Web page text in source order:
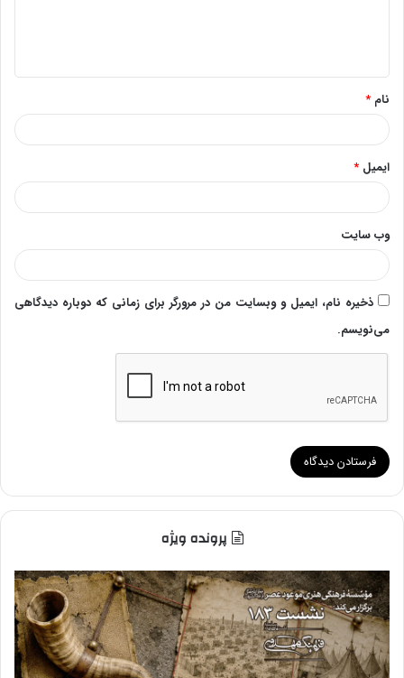
*
نام *
ایمیل *
وب‌ سایت
ذخیره نام، ایمیل و وبسایت من در مرورگر برای زمانی که دوباره دیدگاهی
می‌نویسم.
پرونده ویژه